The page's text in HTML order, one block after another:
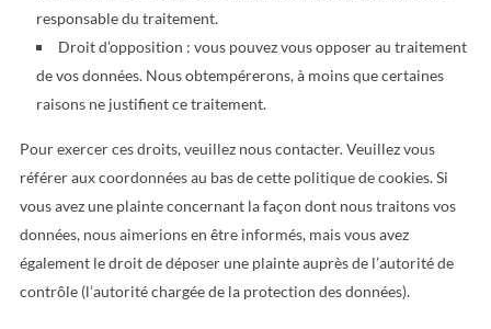
responsable du traitement.
Droit d’opposition : vous pouvez vous opposer au traitement
de vos données. Nous obtempérerons, à moins que certaines
raisons ne justifient ce traitement.
Pour exercer ces droits, veuillez nous contacter. Veuillez vous
référer aux coordonnées au bas de cette politique de cookies. Si
vous avez une plainte concernant la façon dont nous traitons vos
données, nous aimerions en être informés, mais vous avez
également le droit de déposer une plainte auprès de l’autorité de
contrôle (l’autorité chargée de la protection des données).